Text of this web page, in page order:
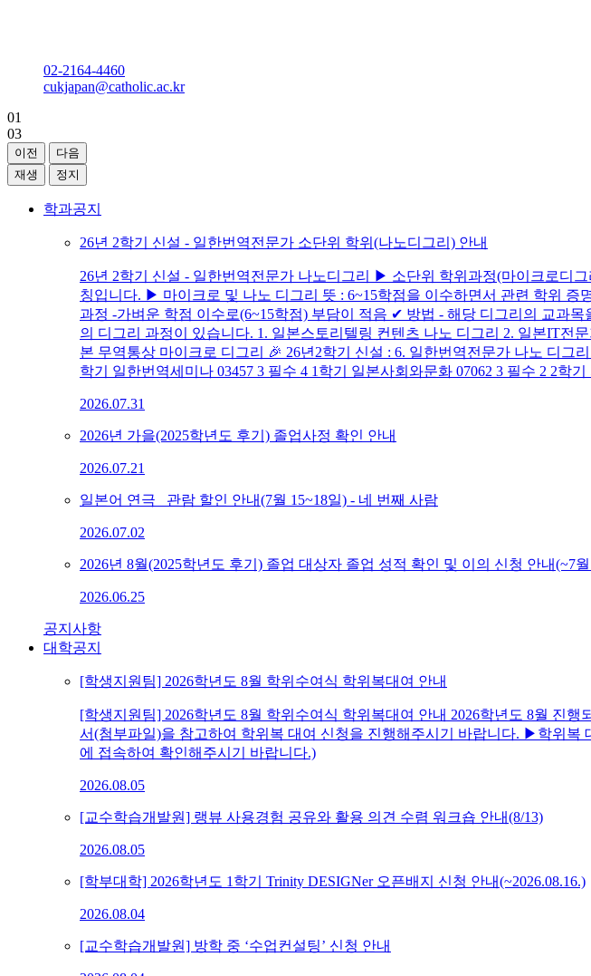
02-2164-4460
cukjapan@catholic.ac.kr
01
03
이전
다음
재생
정지
학과공지
26년 2학기 신설 - 일한번역전문가 소단위 학위(나노디그리) 안내
26년 2학기 신설 - 일한번역전문가 나노디그리 ▶ 소단위 학위과정(마이크로디
칭입니다. ▶ 마이크로 및 나노 디그리 뜻 : 6~15학점을 이수하면서 관련 학위
과정 -가벼운 학점 이수로(6~15학점) 부담이 적음 ✔ 방법 - 해당 디그리의 교과
의 디그리 과정이 있습니다. 1. 일본스토리텔링 컨텐츠 나노 디그리 2. 일본IT전
본 무역통상 마이크로 디그리 🎉 26년2학기 신설 : 6. 일한번역전문가 나노 디그
학기 일한번역세미나 03457 3 필수 4 1학기 일본사회와문화 07062 3 필수 2 2
2026.07.31
2026년 가을(2025학년도 후기) 졸업사정 확인 안내
2026.07.21
일본어 연극 _관람 할인 안내(7월 15~18일) - 네 번째 사람
2026.07.02
2026년 8월(2025학년도 후기) 졸업 대상자 졸업 성적 확인 및 이의 신청 안내(~7
2026.06.25
공지사항
대학공지
[학생지원팀] 2026학년도 8월 학위수여식 학위복대여 안내
[학생지원팀] 2026학년도 8월 학위수여식 학위복대여 안내 2026학년도 8월 진
서(첨부파일)을 참고하여 학위복 대여 신청을 진행해주시기 바랍니다. ▶학위복
에 접속하여 확인해주시기 바랍니다.)
2026.08.05
[교수학습개발원] 랭뷰 사용경험 공유와 활용 의견 수렴 워크숍 안내(8/13)
2026.08.05
[학부대학] 2026학년도 1학기 Trinity DESIGNer 오픈배지 신청 안내(~2026.08.16.)
2026.08.04
[교수학습개발원] 방학 중 ‘수업컨설팅’ 신청 안내